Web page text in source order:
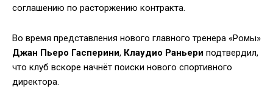
соглашению по расторжению контракта.
Во время представления нового главного тренера «Ромы»
Джан Пьеро Гасперини, Клаудио Раньери подтвердил,
что клуб вскоре начнёт поиски нового спортивного
директора.